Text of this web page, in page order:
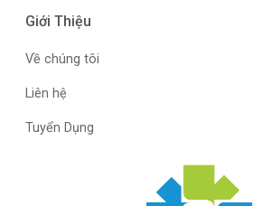
Giới Thiệu
Về chúng tôi
Liên hệ
Tuyển Dụng